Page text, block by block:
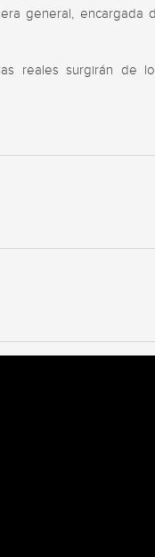
general, encargada
reales surgirán de